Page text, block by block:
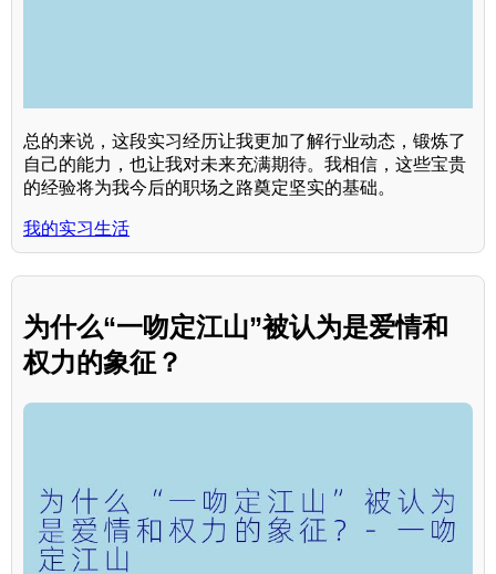
总的来说，这段实习经历让我更加了解行业动态，锻炼了
自己的能力，也让我对未来充满期待。我相信，这些宝贵
的经验将为我今后的职场之路奠定坚实的基础。
我的实习生活
为什么“一吻定江山”被认为是爱情和
权力的象征？